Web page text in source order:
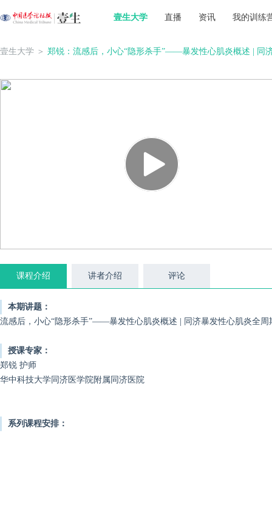
壹生大学 直播 资讯 我的训练
壹生大学 ＞ 郑锐：流感后，小心“隐形杀手”——暴发性心肌炎概述 | 同
课程介绍 讲者介绍 评论
本期讲题：
流感后，小心“隐形杀手”——暴发性心肌炎概述 | 同济暴发性心肌炎全
授课专家：
郑锐 护师
华中科技大学同济医学院附属同济医院
系列课程安排：